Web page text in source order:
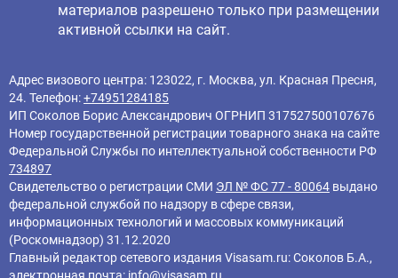
материалов разрешено только при размещении
активной ссылки на сайт.
Адрес визового центра: 123022, г. Москва, ул. Красная Пресня,
24. Телефон:+74951284185
ИП Соколов Борис Александрович ОГРНИП 317527500107676
Номер государственной регистрации товарного знака на сайте
Федеральной Службы по интеллектуальной собственности РФ
734897
Свидетельство о регистрации СМИ ЭЛ № ФС 77 - 80064 выдано
федеральной службой по надзору в сфере связи,
информационных технологий и массовых коммуникаций
(Роскомнадзор) 31.12.2020
Главный редактор cетевого издания Visasam.ru: Соколов Б.А.,